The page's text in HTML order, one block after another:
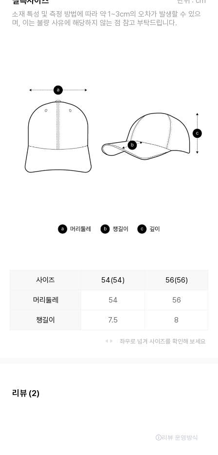
소재 특성 및 측정 방법에 따라 약 1~3cm의 오차가 발생할 수 있으
며, 이는 불량 사유에 해당하지 않는 점 참고 부탁드립니다.
사이즈 54(54) 56(56)
머리둘레 54 56
챙길이 7.5 8
좌우로 넘겨 사이즈를 확인해 보세요
리뷰 (2)